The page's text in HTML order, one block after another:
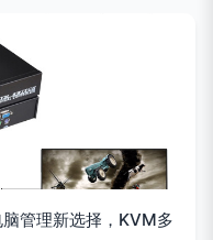
管理新选择，KVM多